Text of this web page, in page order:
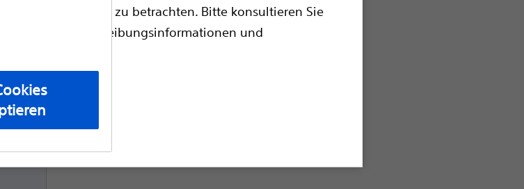
Beratung zu betrachten. Bitte konsultieren Sie
für Verschreibungsinformationen und